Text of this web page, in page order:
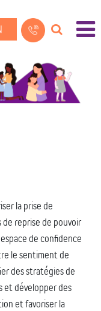
la prise de
reprise de pouvoir
de confidence
le sentiment de
des stratégies de
développer des
et favoriser la